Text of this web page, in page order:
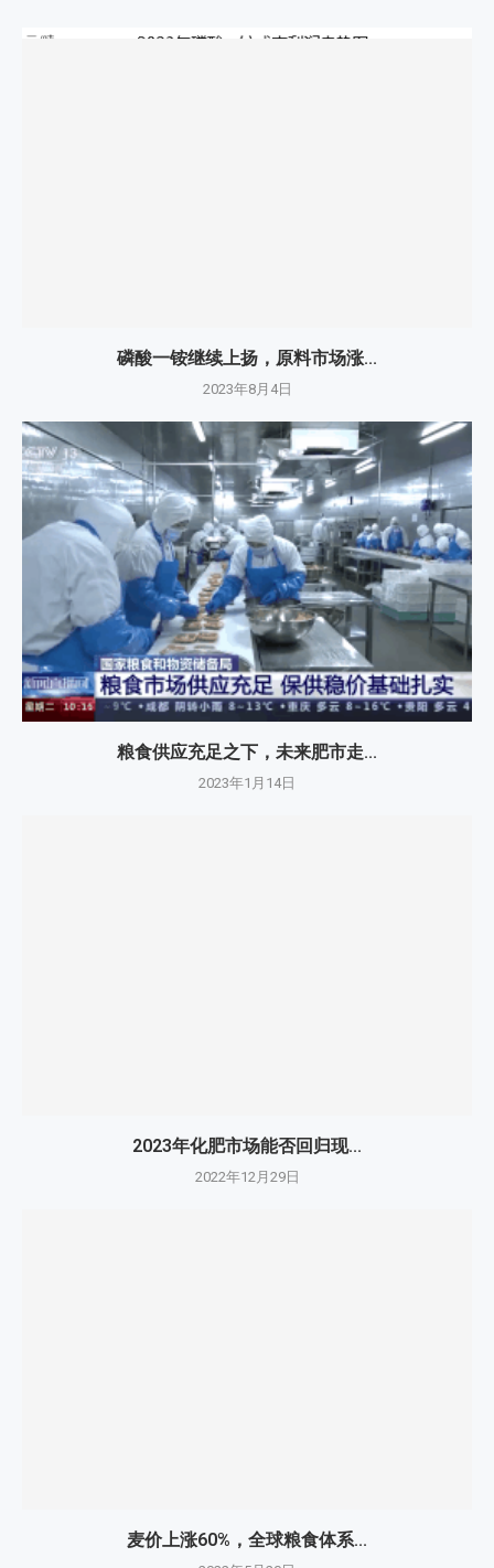
磷酸一铵继续上扬，原料市场涨...
2023年8月4日
粮食供应充足之下，未来肥市走...
2023年1月14日
2023年化肥市场能否回归现...
2022年12月29日
麦价上涨60%，全球粮食体系...